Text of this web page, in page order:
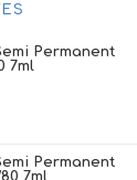
Permanent
7ml
Permanent
7ml